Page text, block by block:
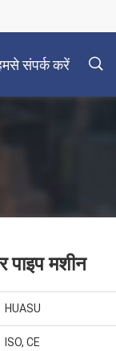
संपर्क करें
पाइप मशीन
HUASU
ISO, CE